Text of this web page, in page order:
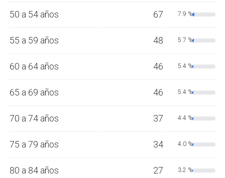
50 a 54 años 67 7.9 %
55 a 59 años 48 5.7 %
60 a 64 años 46 5.4 %
65 a 69 años 46 5.4 %
70 a 74 años 37 4.4 %
75 a 79 años 34 4.0 %
80 a 84 años 27 3.2 %